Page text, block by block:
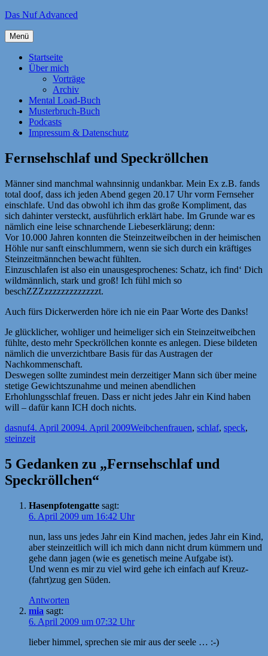
Zum
springen
Das Nuf Advanced
Menü
Startseite
Über mich
Vorträge
Archiv
Mental Load-Buch
Musterbruch-Buch
Podcasts
Impressum & Datenschutz
Fernsehschlaf und Speckröllchen
Männer sind manchmal wahnsinnig undankbar. Mein Ex z.B. fands
total doof, dass ich jeden Abend gegen 20.17 Uhr vorm Fernseher
einschlafe. Und das obwohl ich ihm das große Kompliment, das
sich dahinter versteckt, ausführlich erklärt habe. Im Grunde war es
nämlich eine leise schnarchende Liebeserklärung; denn:
Vor 10.000 Jahren konnten die Steinzeitweibchen in der heimischen
Höhle nur sanft einschlummern, wenn sie sich durch ein kräftiges
Steinzeitmännchen bewacht fühlten.
Einzuschlafen ist also ein unausgesprochenes: Schatz, ich find‘ Dich
wildmännlich, stark und groß! Ich fühl mich so
beschZZZzzzzzzzzzzzzzt.
Auch fürs Dickerwerden höre ich nie ein Paar Worte des Danks!
Je glücklicher, wohliger und heimeliger sich ein Steinzeitweibchen
fühlte, desto mehr Speckröllchen konnte es anlegen. Diese bildeten
nämlich die unverzichtbare Basis für das Austragen der
Nachkommenschaft.
Deswegen sollte zumindest mein derzeitiger Mann sich über meine
stetige Gewichtszunahme und meinen abendlichen
Erhohlungsschlaf freuen. Dass er nicht jedes Jahr ein Kind haben
will – dafür kann ICH doch nichts.
Autor
dasnufVeröffentlicht
am
4. April 20094. April 2009Kategorien
WeibchenSchlagwörter
frauen, schlaf, speck,
steinzeit
5 Gedanken zu „Fernsehschlaf und
Speckröllchen“
Hasenpfotengatte sagt:
6. April 2009 um 16:42 Uhr
nun, lass uns jedes Jahr ein Kind machen, jedes Jahr ein Kind,
aber steinzeitlich will ich mich dann nicht drum kümmern und
gehe dann jagen (wie es genetisch meine Aufgabe ist).
Und wenn es mir zu viel wird gehe ich einfach auf Kreuz-
(fahrt)zug gen Süden.
Antworten
mia sagt:
6. April 2009 um 07:32 Uhr
lieber himmel, sprechen sie mir aus der seele … :-)